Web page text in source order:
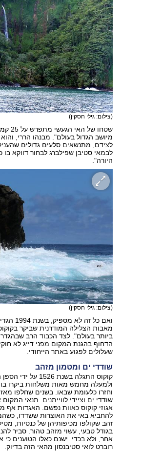
(צילום: גילי חסקין)
מיושב הגדול בעולם". מבנהו הררי,
לצידם, מתנשאים סלעים גדולים
לבמאי סטיבן שפילברג לבחור דווקא
היורה".
(צילום: גילי חסקין)
ואם כל
מאבות הצלילה המודרנית שביקר
ביותר בעולם". לצד הכבוד הרב
הדחוף בהגנת המקום מפני דייג לא
שעלולים לפגוע באתר הייחודי.
שודדי ים ומטמון מזהב
ולמעלה מחמש מאות משלחות ביקרו בו
וחזרו כלעומת שבאו. בשנים שחלפו
שודדי ים וציידי לווייתנים. תנאי
אגוזי קוקוס כאוות נפשם. האגדות אף
להחביא באי את האוצרות ששדדו,
זהב שקולפו מכיפותיהן של כנסיות,
בגודל טבעי, עשוי מזהב טהור. סביר
אחר, ולא בכדי. ישנם כאלו הטוענים
רוברט לואי סטיבנסון מהאי הזה בדיוק.